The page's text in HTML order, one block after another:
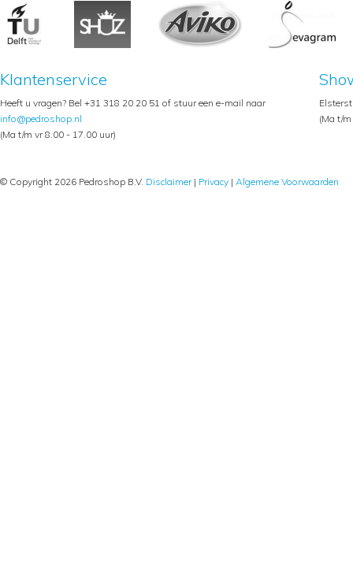
Klantenservice
Heeft u vragen? Bel +31 318 20 20 51 of stuur een e-mail naar
info@pedroshop.nl
(Ma t/m vr 8.00 - 17.00 uur)
(Ma t/
© Copyright 2026 Pedroshop B.V. Disclaimer| Privacy | Algemene Voorwaarden